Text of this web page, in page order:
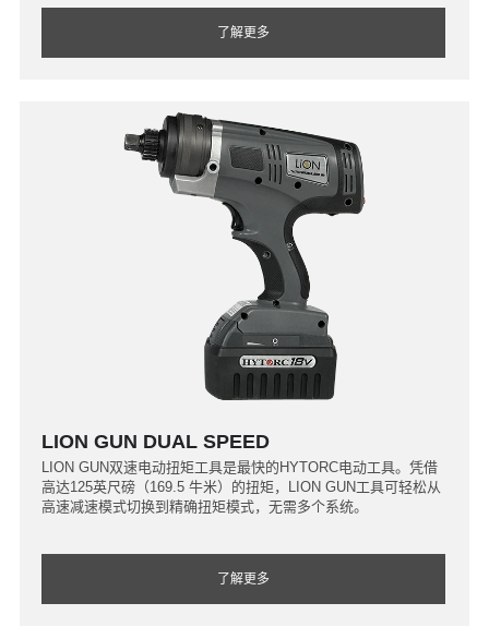
了解更多
LION GUN DUAL SPEED
LION GUN双速电动扭矩工具是最快的HYTORC电动工具。凭借
高达125英尺磅（169.5 牛米）的扭矩，LION GUN工具可轻松从
高速减速模式切换到精确扭矩模式，无需多个系统。
了解更多